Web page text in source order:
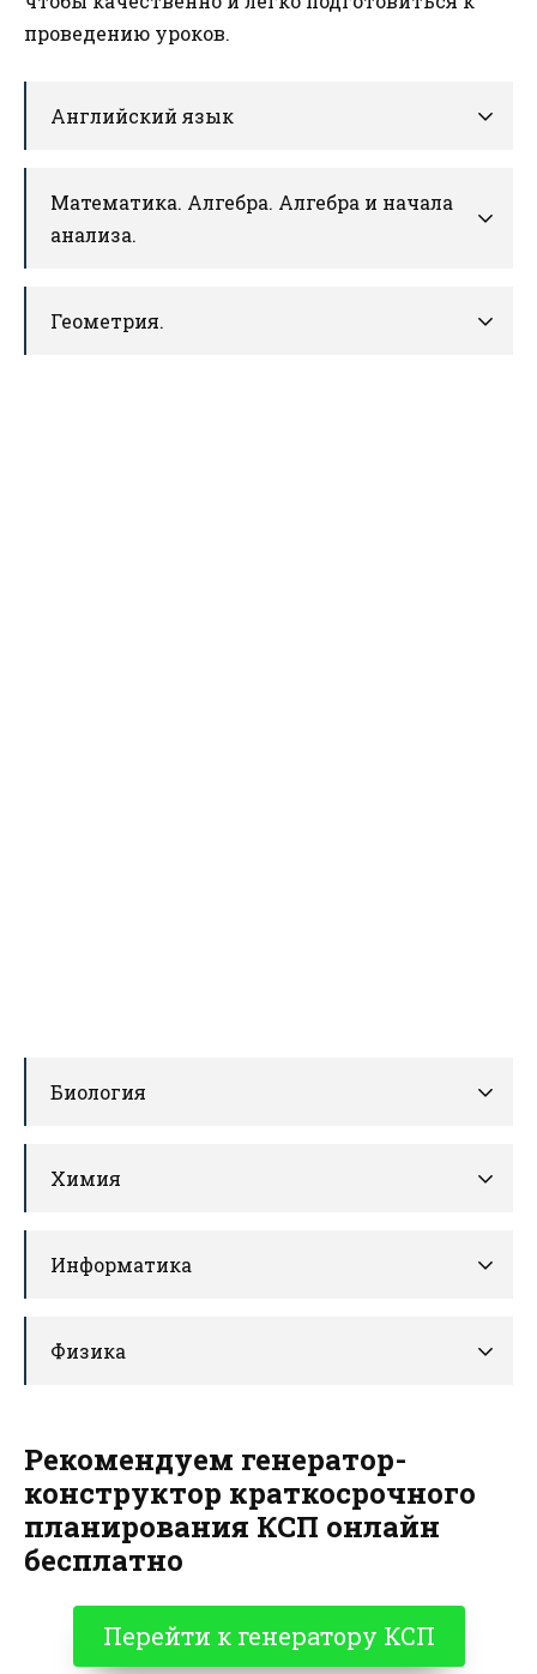
проведению уроков.
Английский язык
Математика. Алгебра. Алгебра и начала
анализа.
Геометрия.
Биология
Химия
Информатика
Физика
Рекомендуем генератор-
конструктор краткосрочного
планирования КСП онлайн
бесплатно
Перейти к генератору КСП